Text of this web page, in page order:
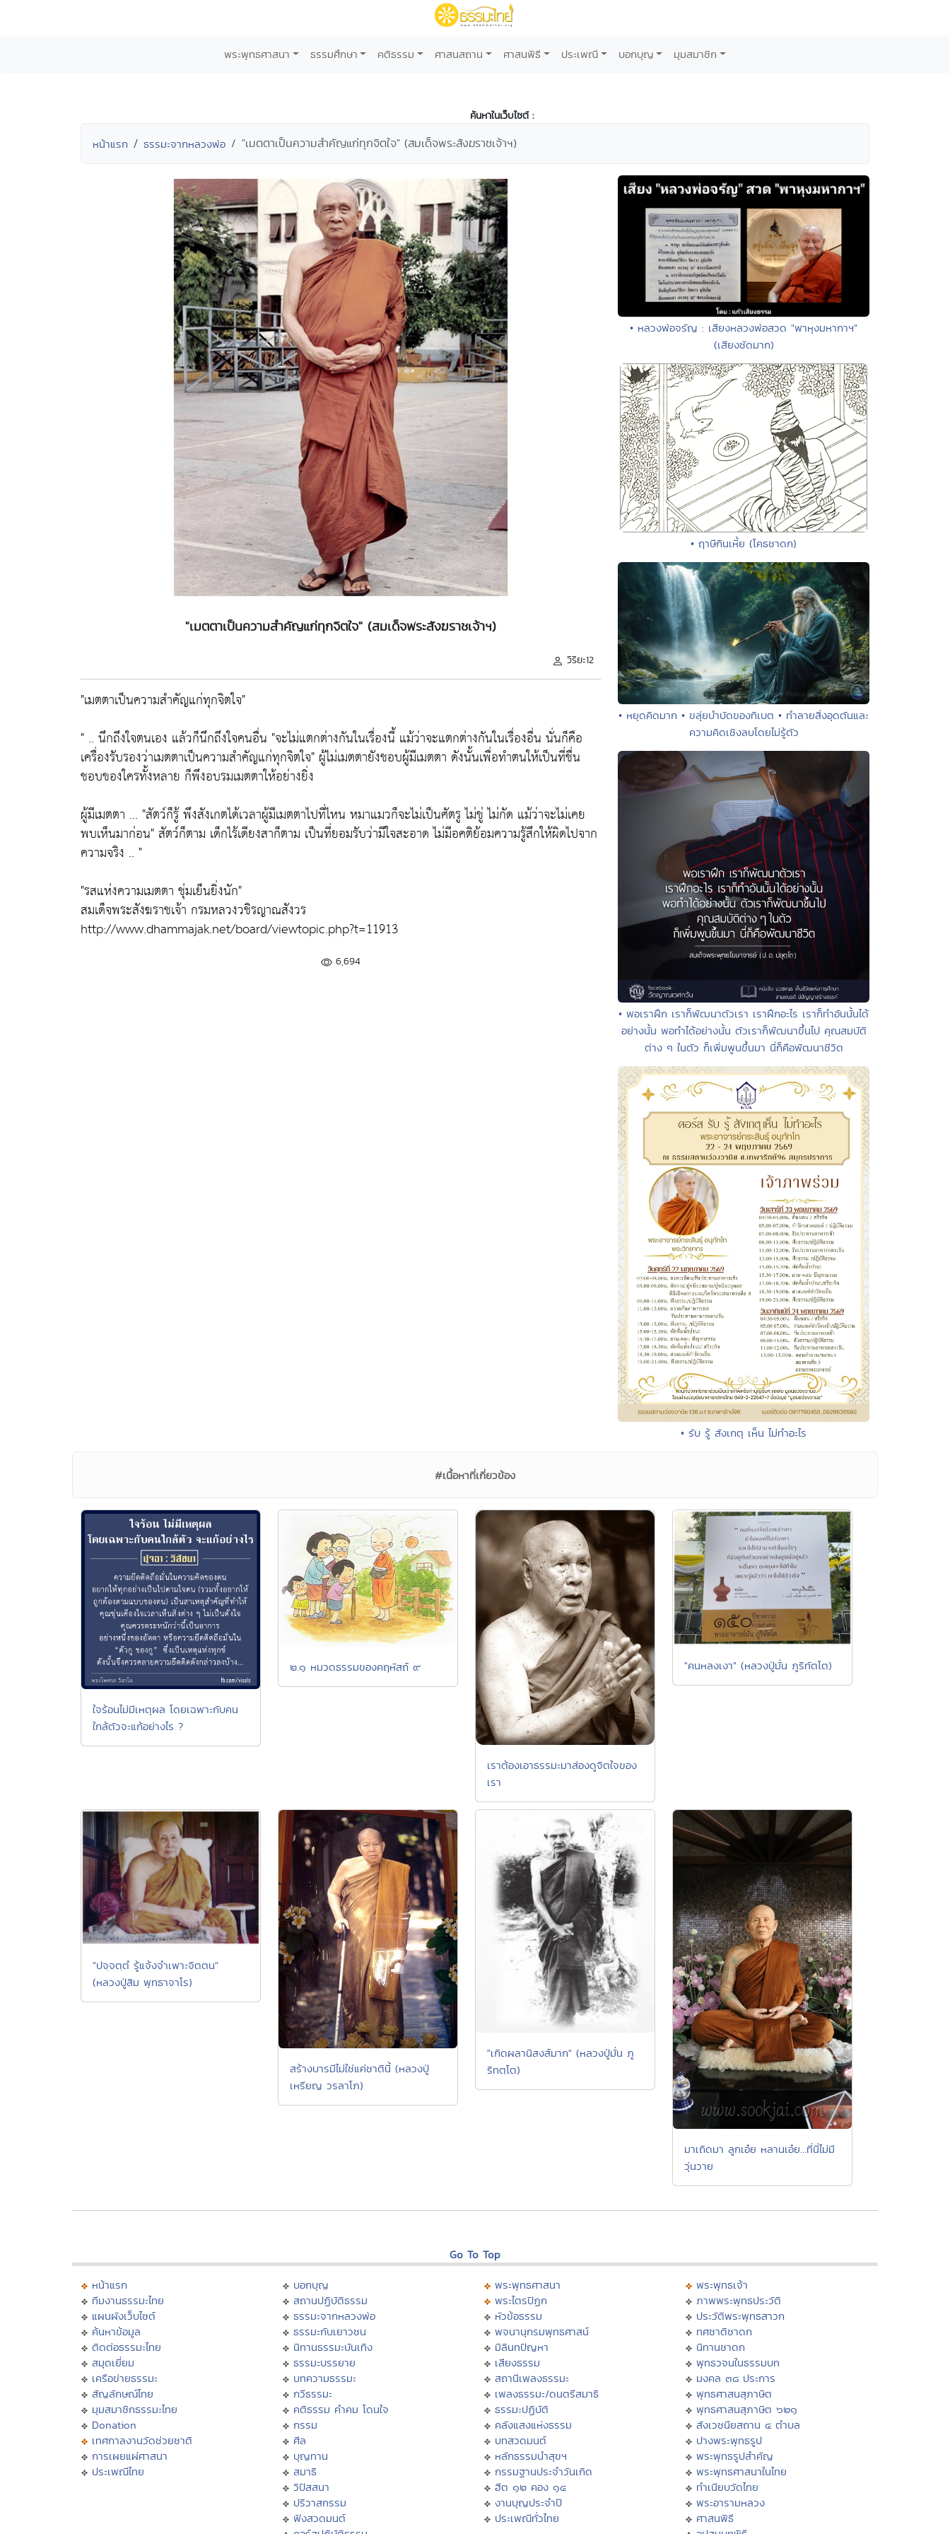
พระพุทธศาสนา ธรรมศึกษา คติธรรม ศาสนสถาน ศาสนพิธี ประเพณี บอกบุญ มุมสมาชิก
ค้นหาในเว็บไซต์ :
หน้าแรก ธรรมะจากหลวงพ่อ "เมตตาเป็นความสำคัญแก่ทุกจิตใจ" (สมเด็จพระสังฆราชเจ้าฯ)
"เมตตาเป็นความสำคัญแก่ทุกจิตใจ" (สมเด็จพระสังฆราชเจ้าฯ)
วิริยะ12
"เมตตาเป็นความสำคัญแก่ทุกจิตใจ"
" .. นึกถึงใจตนเอง แล้วก็นึกถึงใจคนอื่น "จะไม่แตกต่างกันในเรื่องนี้ แม้ว่าจะแตกต่างกันในเรื่องอื่น นั่นก็คือ
เครื่องรับรองว่าเมตตาเป็นความสำคัญแก่ทุกจิตใจ" ผู้ไม่เมตตายังชอบผู้มีเมตตา ดังนั้นเพื่อทำตนให้เป็นที่ชื่น
ชอบของใครทั้งหลาย ก็พึงอบรมเมตตาให้อย่างยิ่ง
ผู้มีเมตตา ... "สัตว์ก็รู้ พึงสังเกตได้เวลาผู้มีเมตตาไปที่ไหน หมาแมวก็จะไม่เป็นศัตรู ไม่ขู่ ไม่กัด แม้ว่าจะไม่เคย
พบเห็นมาก่อน" สัตว์ก็ตาม เด็กไร้เดียงสาก็ตาม เป็นที่ยอมรับว่ามีใจสะอาด ไม่มีอคติย้อมความรู้สึกให้ผิดไปจาก
ความจริง .. "
"รสแห่งความเมตตา ชุ่มเย็นยิ่งนัก"
สมเด็จพระสังฆราชเจ้า กรมหลวงวชิรญาณสังวร
http://www.dhammajak.net/board/viewtopic.php?t=11913
6,694
• หลวงพ่อจรัญ : เสียงหลวงพ่อสวด "พาหุงมหากาฯ"
(เสียงชัดมาก)
• ฤาษีกินเหี้ย (โคธชาดก)
• หยุดคิดมาก • ขลุ่ยบำบัดของทิเบต • ทำลายสิ่งอุดตันและ
ความคิดเชิงลบโดยไม่รู้ตัว
• พอเราฝึก เราก็พัฒนาตัวเรา เราฝึกอะไร เราก็ทำอันนั้นได้
อย่างนั้น พอทำได้อย่างนั้น ตัวเราก็พัฒนาขึ้นไป คุณสมบัติ
ต่าง ๆ ในตัว ก็เพิ่มพูนขึ้นมา นี่ก็คือพัฒนาชีวิต
• รับ รู้ สังเกตุ เห็น ไม่ทำอะไร
#เนื้อหาที่เกี่ยวข้อง
ใจร้อนไม่มีเหตุผล โดยเฉพาะกับคน
ใกล้ตัวจะแก้อย่างไร ?
๒.๑ หมวดธรรมของคฤหัสถ์ ๙
เราต้องเอาธรรมะมาส่องดูจิตใจของ
เรา
"คนหลงเงา" (หลวงปู่มั่น ภูริทัตโต)
"ปจฺจตฺตํ รู้แจ้งจำเพาะจิตตน"
(หลวงปู่สิม พุทธาจาโร)
สร้างบารมีไม่ใช่แค่ชาตินี้ (หลวงปู่
เหรียญ วรลาโภ)
"เกิดผลานิสงส์มาก" (หลวงปู่มั่น ภู
ริทตฺโต)
มาเถิดมา ลูกเอ๋ย หลานเอ๋ย...ที่นี่ไม่มี
วุ่นวาย
Go To Top
หน้าแรก
ทีมงานธรรมะไทย
แผนผังเว็บไซต์
ค้นหาข้อมูล
ติดต่อธรรมะไทย
สมุดเยี่ยม
เครือข่ายธรรมะ
สัญลักษณ์ไทย
มุมสมาชิกธรรมะไทย
Donation
เทศกาลงานวัดช่วยชาติ
การเผยแผ่ศาสนา
ประเพณีไทย
บอกบุญ
สถานปฏิบัติธรรม
ธรรมะจากหลวงพ่อ
ธรรมะกับเยาวชน
นิทานธรรมะบันเทิง
ธรรมะบรรยาย
บทความธรรมะ
กวีธรรมะ
คติธรรม คำคม โดนใจ
กรรม
ศีล
บุญทาน
สมาธิ
วิปัสสนา
ปริวาสกรรม
ฟังสวดมนต์
พระพุทธศาสนา
พระไตรปิฏก
หัวข้อธรรม
พจนานุกรมพุทธศาสน์
มิลินทปัญหา
เสียงธรรม
สถานีเพลงธรรมะ
เพลงธรรมะ/ดนตรีสมาธิ
ธรรมะปฏิบัติ
คลังแสงแห่งธรรม
บทสวดมนต์
หลักธรรมนำสุขฯ
กรรมฐานประจำวันเกิด
ฮีต ๑๒ คอง ๑๔
งานบุญประจำปี
ประเพณีทั่วไทย
พระพุทธเจ้า
ภาพพระพุทธประวัติ
ประวัติพระพุทธสาวก
ทศชาติชาดก
นิทานชาดก
พุทธวจนในธรรมบท
มงคล ๓๘ ประการ
พุทธศาสนสุภาษิต
พุทธศาสนสุภาษิต ๖๒๑
สังเวชนียสถาน ๔ ตำบล
ปางพระพุทธรูป
พระพุทธรูปสำคัญ
พระพุทธศาสนาในไทย
ทำเนียบวัดไทย
พระอารามหลวง
ศาสนพิธี